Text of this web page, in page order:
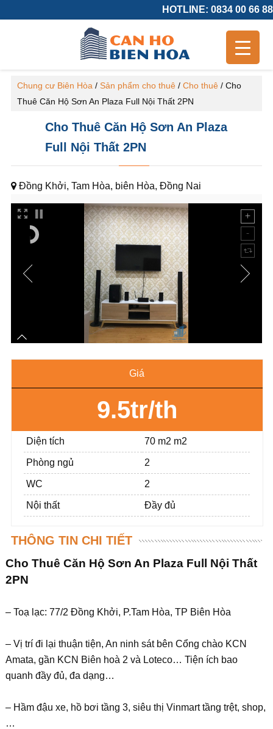
HOTLINE: 0834 00 66 88
Chung cư Biên Hòa / Sản phẩm cho thuê/ Cho thuê/ Cho
Thuê Căn Hộ Sơn An Plaza Full Nội Thất 2PN
Cho Thuê Căn Hộ Sơn An Plaza
Full Nội Thất 2PN
Đồng Khởi, Tam Hòa, biên Hòa, Đồng Nai
Giá
9.5tr/th
Diện tích 70 m2 m2
Phòng ngủ 2
WC 2
Nội thất Đầy đủ
THÔNG TIN CHI TIẾT
Cho Thuê Căn Hộ Sơn An Plaza Full Nội Thất
2PN
– Toạ lạc: 77/2 Đồng Khởi, P.Tam Hòa, TP Biên Hòa
– Vị trí đi lại thuận tiện, An ninh sát bên Cổng chào KCN
Amata, gần KCN Biên hoà 2 và Loteco… Tiện ích bao
quanh đầy đủ, đa dạng…
– Hầm đậu xe, hồ bơi tầng 3, siêu thị Vinmart tầng trệt, shop,
…